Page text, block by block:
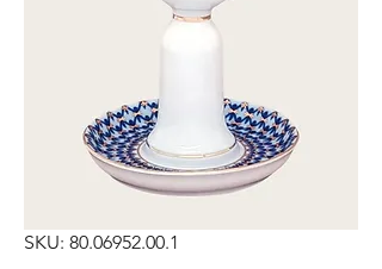
SKU: 80.06952.00.1